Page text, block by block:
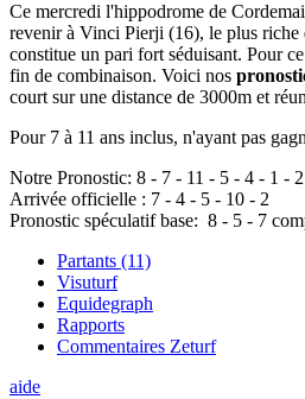
Ce mercredi l'hippodrome de
revenir à Vinci Pierji (16), le plus riche
constitue un pari fort séduisant. Pour
fin de combinaison. Voici nos
court sur une distance de 3000m et
Pour 7 à 11 ans inclus, n'ayant pas
Notre Pronostic: 8 - 7 - 11 - 5 - 4 - 1 - 2
Arrivée officielle : 7 - 4 - 5 - 10 - 2
Pronostic spéculatif base: 8 - 5 - 7
Partants (11)
Visuturf
Equidegraph
Rapports
Commentaires Zeturf
aide